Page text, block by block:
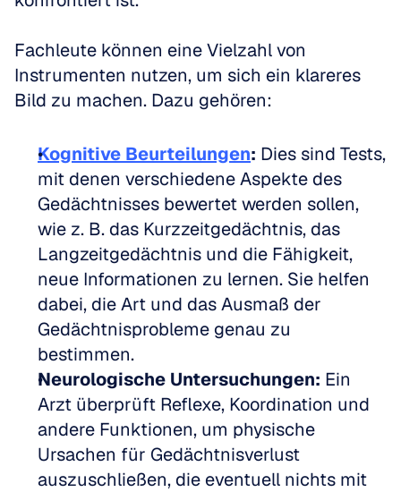
Fachleute können eine Vielzahl von
Instrumenten nutzen, um sich ein klareres
Bild zu machen. Dazu gehören:
Kognitive Beurteilungen: Dies sind Tests,
mit denen verschiedene Aspekte des
Gedächtnisses bewertet werden sollen,
wie z. B. das Kurzzeitgedächtnis, das
Langzeitgedächtnis und die Fähigkeit,
neue Informationen zu lernen. Sie helfen
dabei, die Art und das Ausmaß der
Gedächtnisprobleme genau zu
bestimmen.
Neurologische Untersuchungen: Ein
Arzt überprüft Reflexe, Koordination und
andere Funktionen, um physische
Ursachen für Gedächtnisverlust
auszuschließen, die eventuell nichts mit